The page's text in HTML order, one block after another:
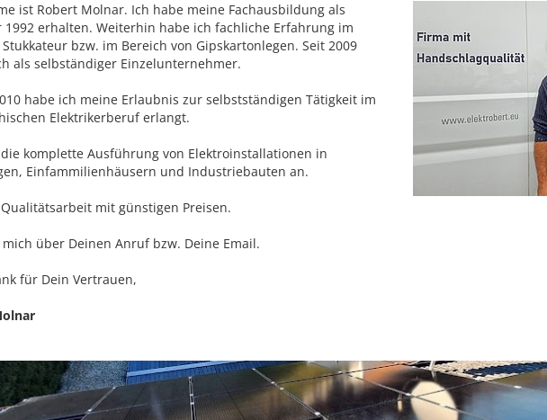
ist Robert Molnar. Ich habe meine Fachausbildung als
1992 erhalten. Weiterhin habe ich fachliche Erfahrung im
bzw. im Bereich von Gipskartonlegen. Seit 2009
als selbständiger Einzelunternehmer.
habe ich meine Erlaubnis zur selbstständigen Tätigkeit im
Elektrikerberuf erlangt.
komplette Ausführung von Elektroinstallationen in
Einfammilienhäusern und Industriebauten an.
mit günstigen Preisen.
über Deinen Anruf bzw. Deine Email.
für Dein Vertrauen,